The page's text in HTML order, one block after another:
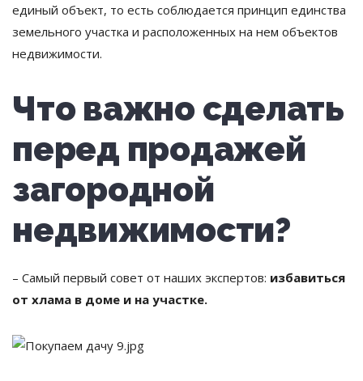
единый объект, то есть соблюдается принцип единства
земельного участка и расположенных на нем объектов
недвижимости.
Что важно сделать
перед продажей
загородной
недвижимости?
– Самый первый совет от наших экспертов: избавиться
от хлама в доме и на участке.